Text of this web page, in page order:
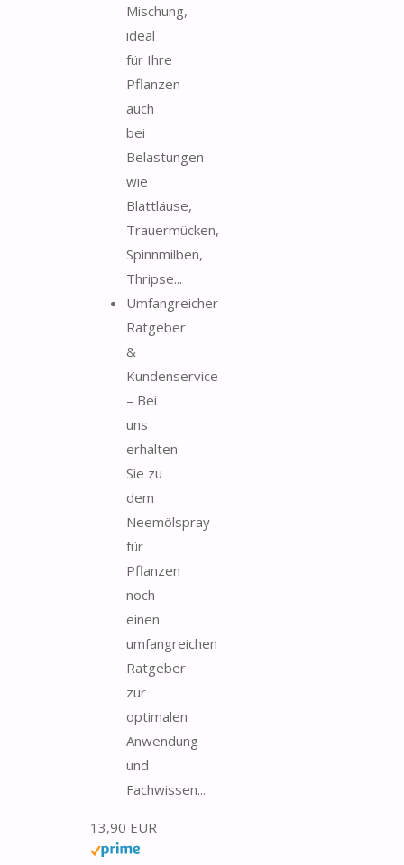
Mischung,
ideal
für Ihre
Pflanzen
auch
bei
Belastungen
wie
Blattläuse,
Trauermücken,
Spinnmilben,
Thripse...
Umfangreicher
Ratgeber
&
Kundenservice
– Bei
uns
erhalten
Sie zu
dem
Neemölspray
für
Pflanzen
noch
einen
umfangreichen
Ratgeber
zur
optimalen
Anwendung
und
Fachwissen...
13,90 EUR